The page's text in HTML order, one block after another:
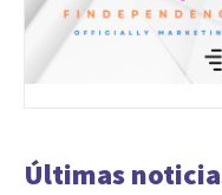
Últimas